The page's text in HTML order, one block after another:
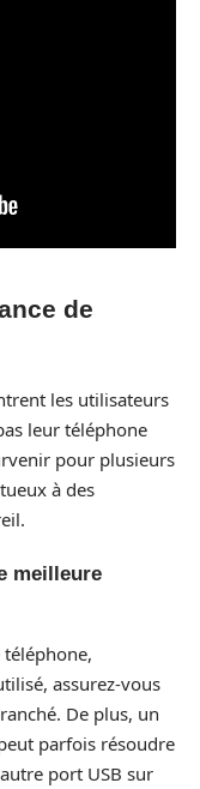
de
les utilisateurs
leur téléphone
pour plusieurs
à des
meilleure
téléphone,
assurez-vous
De plus, un
parfois résoudre
port USB sur